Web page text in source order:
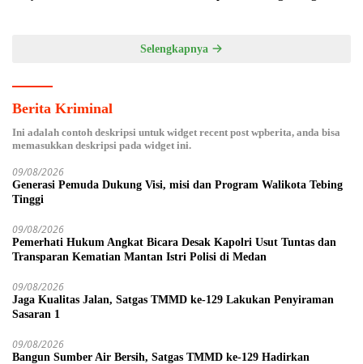
Selengkapnya
Berita Kriminal
Ini adalah contoh deskripsi untuk widget recent post wpberita, anda bisa
memasukkan deskripsi pada widget ini.
09/08/2026
Generasi Pemuda Dukung Visi, misi dan Program Walikota Tebing
Tinggi
09/08/2026
Pemerhati Hukum Angkat Bicara Desak Kapolri Usut Tuntas dan
Transparan Kematian Mantan Istri Polisi di Medan
09/08/2026
Jaga Kualitas Jalan, Satgas TMMD ke-129 Lakukan Penyiraman
Sasaran 1
09/08/2026
Bangun Sumber Air Bersih, Satgas TMMD ke-129 Hadirkan